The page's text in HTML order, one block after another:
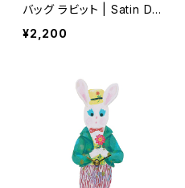
バッグ ラビット | Satin Dra
wstring Bag Rabbit
¥2,200